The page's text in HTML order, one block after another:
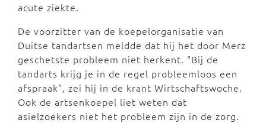
acute ziekte.
De voorzitter van de koepelorganisatie van
Duitse tandartsen meldde dat hij het door Merz
geschetste probleem niet herkent. "Bij de
tandarts krijg je in de regel probleemloos een
afspraak", zei hij in de krant Wirtschaftswoche.
Ook de artsenkoepel liet weten dat
asielzoekers niet het probleem zijn in de zorg.